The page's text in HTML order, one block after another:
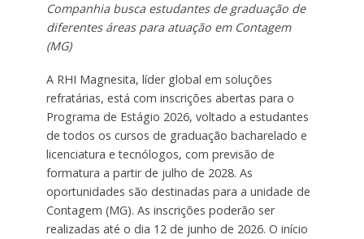
Companhia busca estudantes de graduação de
diferentes áreas para atuação em Contagem
(MG)
A RHI Magnesita, líder global em soluções
refratárias, está com inscrições abertas para o
Programa de Estágio 2026, voltado a estudantes
de todos os cursos de graduação bacharelado e
licenciatura e tecnólogos, com previsão de
formatura a partir de julho de 2028. As
oportunidades são destinadas para a unidade de
Contagem (MG). As inscrições poderão ser
realizadas até o dia 12 de junho de 2026. O início